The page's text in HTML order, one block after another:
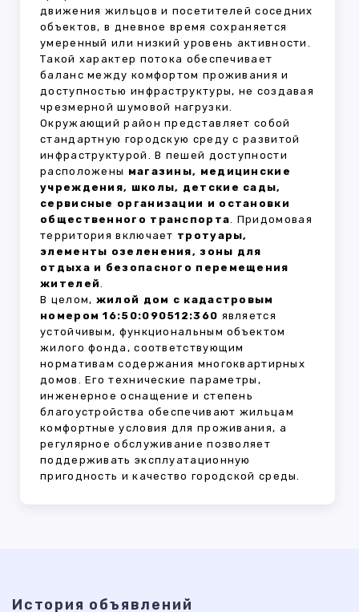
движения жильцов и посетителей соседних
объектов, в дневное время сохраняется
умеренный или низкий уровень активности.
Такой характер потока обеспечивает
баланс между комфортом проживания и
доступностью инфраструктуры, не создавая
чрезмерной шумовой нагрузки.
Окружающий район представляет собой
стандартную городскую среду с развитой
инфраструктурой. В пешей доступности
расположены магазины, медицинские
учреждения, школы, детские сады,
сервисные организации и остановки
общественного транспорта. Придомовая
территория включает тротуары,
элементы озеленения, зоны для
отдыха и безопасного перемещения
жителей.
В целом, жилой дом с кадастровым
номером 16:50:090512:360 является
устойчивым, функциональным объектом
жилого фонда, соответствующим
нормативам содержания многоквартирных
домов. Его технические параметры,
инженерное оснащение и степень
благоустройства обеспечивают жильцам
комфортные условия для проживания, а
регулярное обслуживание позволяет
поддерживать эксплуатационную
пригодность и качество городской среды.
История объявлений